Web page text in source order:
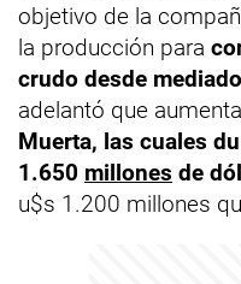
objetivo de la
la producción para
crudo desde
adelantó que
Muerta, las cuales
1.650 millones de
u$s 1.200 millones